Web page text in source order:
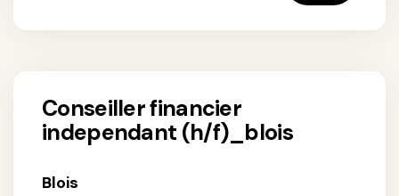
conseiller financier
independant (h/f)_blois
Blois